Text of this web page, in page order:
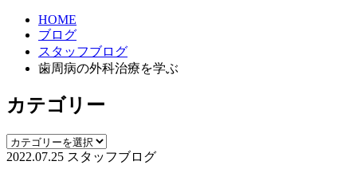
HOME
ブログ
スタッフブログ
歯周病の外科治療を学ぶ
カテゴリー
2022.07.25 スタッフブログ